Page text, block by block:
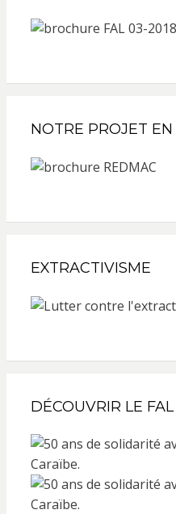
NOTRE PROJET
EXTRACTIVISME
DÉCOUVRIR LE